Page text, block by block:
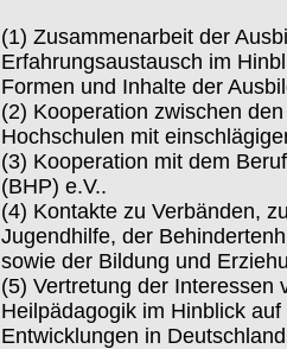
(1) Zusammenarbeit der
Erfahrungsaustausch im
Formen und Inhalte der
(2) Kooperation zwischen
Hochschulen mit
(3) Kooperation mit dem
(BHP) e.V..
(4) Kontakte zu Verbänden,
Jugendhilfe, der
sowie der Bildung und
(5) Vertretung der Interessen
Heilpädagogik im Hinblick
Entwicklungen in